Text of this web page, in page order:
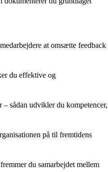
at omsætte feedback
du effektive og
sådan udvikler du kompetencer,
på til fremtidens
du samarbejdet mellem